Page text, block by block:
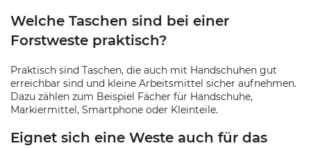
Welche Taschen sind bei einer
Forstweste praktisch?
Praktisch sind Taschen, die auch mit Handschuhen gut
erreichbar sind und kleine Arbeitsmittel sicher aufnehmen.
Dazu zählen zum Beispiel Fächer für Handschuhe,
Markiermittel, Smartphone oder Kleinteile.
Eignet sich eine Weste auch für das